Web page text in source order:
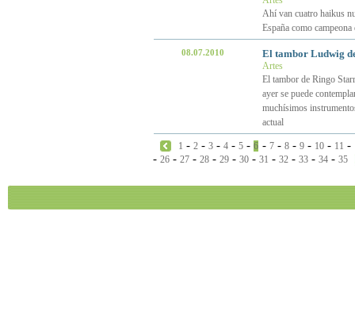
Ahí van cuatro haikus
España como
08.07.2010 El tambor Ludwig
Artes
El tambor de Ringo
ayer se puede
muchísimos
actual
1 -2 -3 -4 -5 -6 - 7- 8- 9- 10- 11 -
- 26 - 27 - 28 - 29 - 30 - 31 - 32 - 33 - 34 - 35